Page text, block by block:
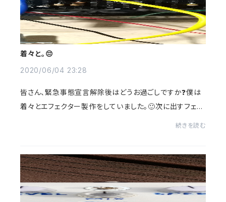
着々と。😔
2020/06/04 23:28
皆さん、緊急事態宣言解除後はどうお過ごしですか❓僕は
着々とエフェクター製作をしていました。🙂次に出すフェイ
続きを読む